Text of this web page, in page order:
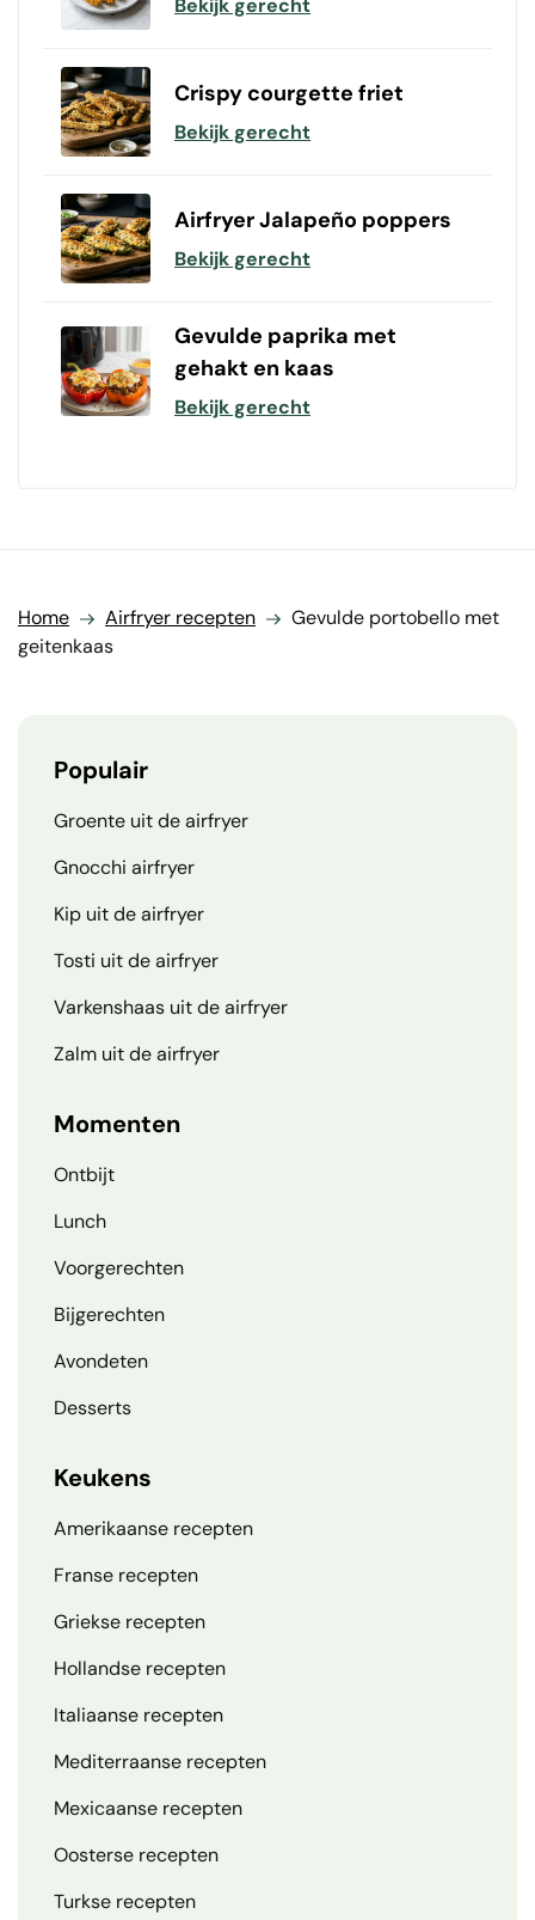
Crispy courgette friet
Bekijk gerecht
Airfryer Jalapeño poppers
Bekijk gerecht
Gevulde paprika met
gehakt en kaas
Bekijk gerecht
Home Airfryer recepten
Gevulde portobello met
geitenkaas
Populair
Groente uit de airfryer
Gnocchi airfryer
Kip uit de airfryer
Tosti uit de airfryer
Varkenshaas uit de airfryer
Zalm uit de airfryer
Momenten
Ontbijt
Lunch
Voorgerechten
Bijgerechten
Avondeten
Desserts
Keukens
Amerikaanse recepten
Franse recepten
Griekse recepten
Hollandse recepten
Italiaanse recepten
Mediterraanse recepten
Mexicaanse recepten
Oosterse recepten
Turkse recepten